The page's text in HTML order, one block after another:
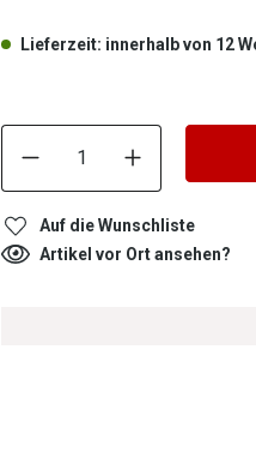
Lieferzeit: innerhalb von 12
Produkt
Auf die Wunschliste
Artikel vor Ort ansehen?